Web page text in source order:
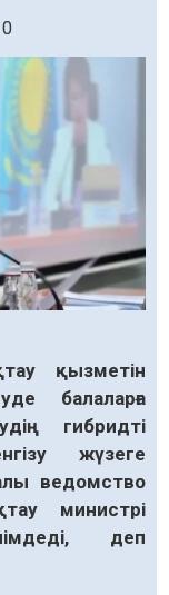
0
қызметін
балаларға
гибридті
жүзеге
ведомство
министрі
деп